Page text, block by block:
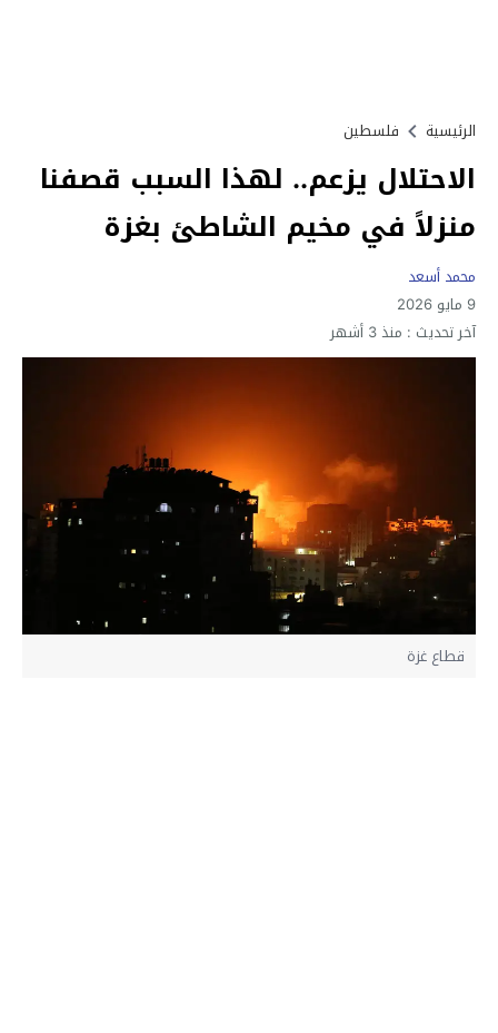
الرئيسية فلسطين
الاحتلال يزعم.. لهذا السبب قصفنا
منزلاً في مخيم الشاطئ بغزة
محمد أسعد
9 مايو 2026
آخر تحديث : منذ 3 أشهر
قطاع غزة